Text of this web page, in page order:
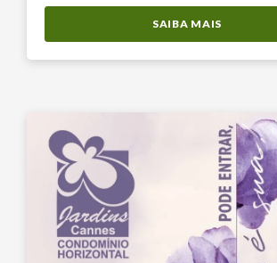
SAIBA MAIS